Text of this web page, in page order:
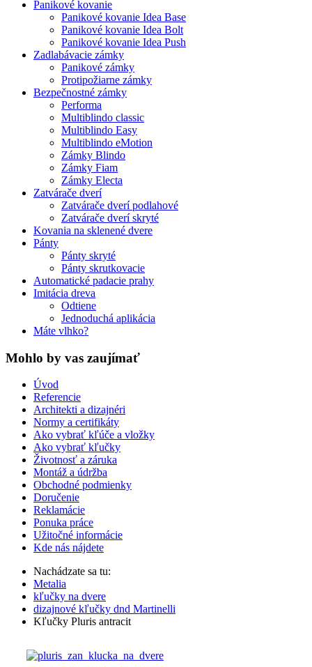
Panikové kovanie
Panikové kovanie Idea Base
Panikové kovanie Idea Bolt
Panikové kovanie Idea Push
Zadlabávacie zámky
Panikové zámky
Protipožiarne zámky
Bezpečnostné zámky
Performa
Multiblindo classic
Multiblindo Easy
Multiblindo eMotion
Zámky Blindo
Zámky Fiam
Zámky Electa
Zatvárače dverí
Zatvárače dverí podlahové
Zatvárače dverí skryté
Kovania na sklenené dvere
Pánty
Pánty skryté
Pánty skrutkovacie
Automatické padacie prahy
Imitácia dreva
Odtiene
Jednoduchá aplikácia
Máte vlhko?
Mohlo by vas zaujímať
Úvod
Referencie
Architekti a dizajnéri
Normy a certifikáty
Ako vybrať kľúče a vložky
Ako vybrať kľučky
Životnosť a záruka
Montáž a údržba
Obchodné podmienky
Doručenie
Reklamácie
Ponuka práce
Užitočné informácie
Kde nás nájdete
Nachádzate sa tu:
Metalia
kľučky na dvere
dizajnové kľučky dnd Martinelli
Kľučky Pluris antracit